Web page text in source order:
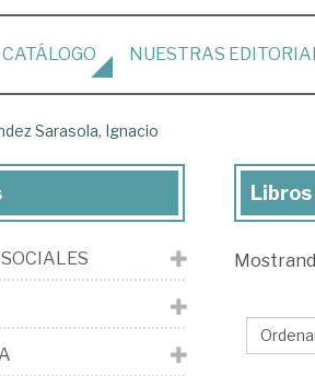
CATÁLOGO NUESTRAS
Sarasola, Ignacio
Libros